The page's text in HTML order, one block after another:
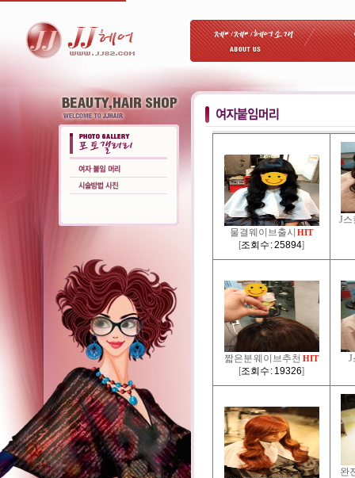
물결웨이브출시 HIT
[조회수 : 25894]
J스
짧은분 웨이브추천 HIT
[조회수 : 19326]
J
완